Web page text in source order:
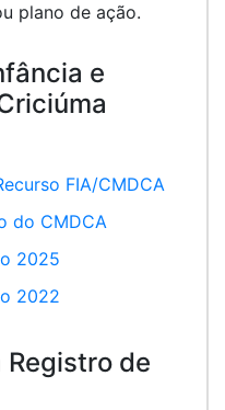
plano de ação.
e
FIA/CMDCA
do CMDCA
2025
2022
Registro de